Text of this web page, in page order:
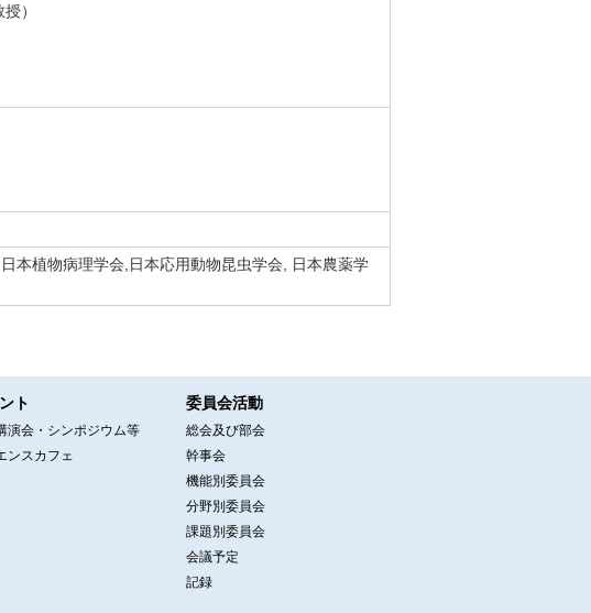
）
本植物病理学会,日本応用動物昆虫学会, 日本農薬学
ト
演会・シンポジウム等
ンスカフェ
委員会活動
総会及び部会
幹事会
機能別委員会
分野別委員会
課題別委員会
会議予定
記録